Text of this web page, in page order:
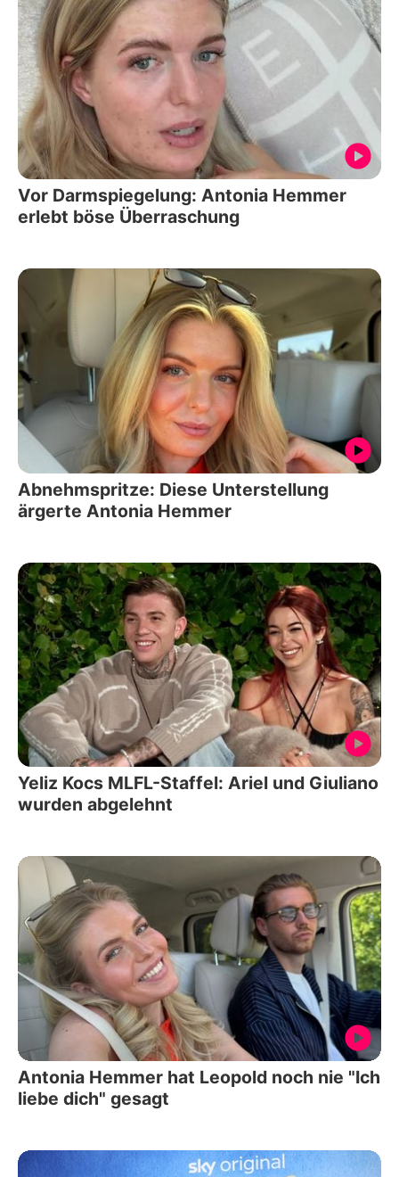
Vor Darmspiegelung: Antonia Hemmer
erlebt böse Überraschung
Abnehmspritze: Diese Unterstellung
ärgerte Antonia Hemmer
Yeliz Kocs MLFL-Staffel: Ariel und Giuliano
wurden abgelehnt
Antonia Hemmer hat Leopold noch nie "Ich
liebe dich" gesagt